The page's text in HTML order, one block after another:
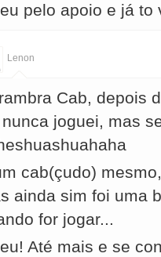
pelo apoio e já
Lenon
Cab, depois
nunca joguei, mas
cab(çudo)
ainda sim foi uma
for jogar...
Até mais e se